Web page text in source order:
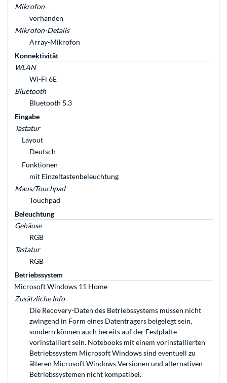
Mikrofon
vorhanden
Mikrofon-Details
Array-Mikrofon
Konnektivität
WLAN
Wi-Fi 6E
Bluetooth
Bluetooth 5.3
Eingabe
Tastatur
Layout
Deutsch
Funktionen
mit Einzeltastenbeleuchtung
Maus/Touchpad
Touchpad
Beleuchtung
Gehäuse
RGB
Tastatur
RGB
Betriebssystem
Microsoft Windows 11 Home
Zusätzliche Info
Die Recovery-Daten des Betriebssystems müssen nicht
zwingend in Form eines Datenträgers beigelegt sein,
sondern können auch bereits auf der Festplatte
vorinstalliert sein. Notebooks mit einem vorinstallierten
Betriebssystem Microsoft Windows sind eventuell zu
älteren Microsoft Windows Versionen und alternativen
Betriebssystemen nicht kompatibel.